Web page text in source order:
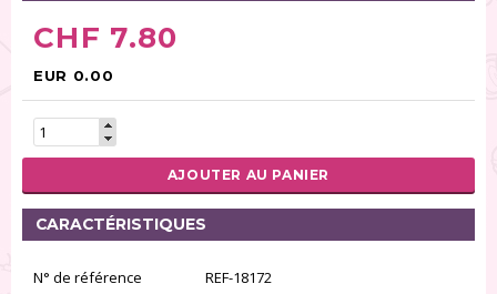
Emporte-pièces (167)
Bordures à gâteaux (35)
Outils pour pâte à sucre (86)
Presses à textures (26)
RÉINITIALISER LA RECHERCHE
CHF 7.80
EUR 0.00
AJOUTER AU PANIER
CARACTÉRISTIQUES
N° de référence
REF-18172